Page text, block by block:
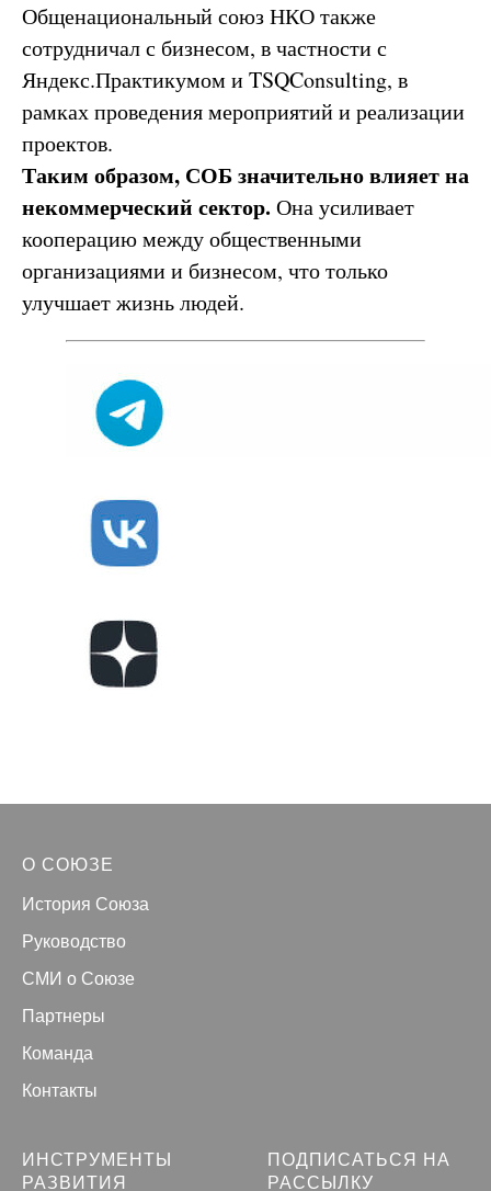
Общенациональный союз НКО также
сотрудничал с бизнесом, в частности с
Яндекс.Практикумом и TSQConsulting, в
рамках проведения мероприятий и реализации
проектов.
Таким образом, СОБ значительно влияет на
некоммерческий сектор. Она усиливает
кооперацию между общественными
организациями и бизнесом, что только
улучшает жизнь людей.
О СОЮЗЕ
История Союза
Руководство
СМИ о Союзе
Партнеры
Команда
Контакты
ИНСТРУМЕНТЫ
РАЗВИТИЯ
ПОДПИСАТЬСЯ НА
РАССЫЛКУ